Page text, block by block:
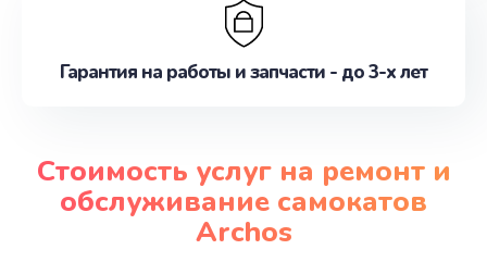
Гарантия на работы и запчасти - до 3-х лет
Стоимость услуг на ремонт и
обслуживание самокатов
Archos